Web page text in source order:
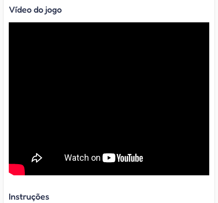
Vídeo do jogo
Instruções